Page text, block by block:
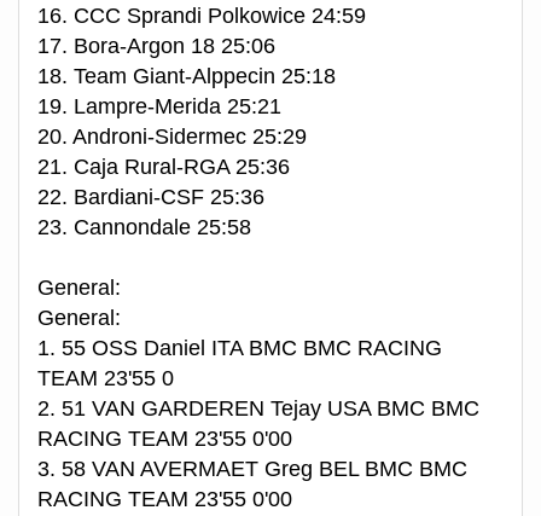
16. CCC Sprandi Polkowice 24:59
17. Bora-Argon 18 25:06
18. Team Giant-Alppecin 25:18
19. Lampre-Merida 25:21
20. Androni-Sidermec 25:29
21. Caja Rural-RGA 25:36
22. Bardiani-CSF 25:36
23. Cannondale 25:58
General:
General:
1. 55 OSS Daniel ITA BMC BMC RACING
TEAM 23'55 0
2. 51 VAN GARDEREN Tejay USA BMC BMC
RACING TEAM 23'55 0'00
3. 58 VAN AVERMAET Greg BEL BMC BMC
RACING TEAM 23'55 0'00